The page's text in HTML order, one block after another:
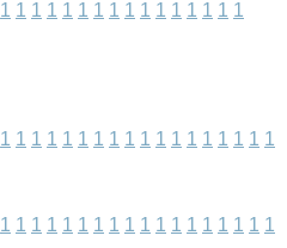
1 1 1 1 1 1 1 1 1 1 1 1 1 1 1 1
1 1 1 1 1 1 1 1 1 1 1 1 1 1 1 1 1 1
1 1 1 1 1 1 1 1 1 1 1 1 1 1 1 1 1 1